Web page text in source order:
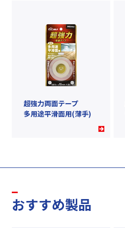
超強力両面テープ
多用途平滑面用(薄手)
おすすめ製品